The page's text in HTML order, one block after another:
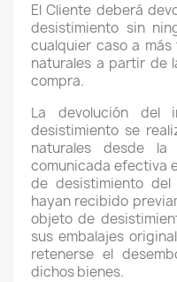
El Cliente deberá
desistimiento sin
cualquier caso a
naturales a partir de
compra.
La devolución del
desistimiento se
naturales desde
comunicada efectiva
de desistimiento
hayan recibido
objeto de
sus embalajes
retenerse el
dichos bienes.